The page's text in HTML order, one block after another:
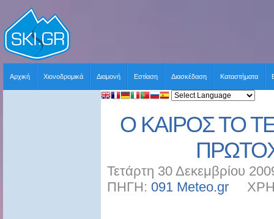
Αρχική Χιονοδρομικά Διαμονή Εστίαση Διασκέδαση Καταστήματα
Ο ΚΑΙΡΟΣ ΤΟ
Τετάρτη 30 Δεκεμβρίου
ΠΗΓΗ: 091 Meteo.gr